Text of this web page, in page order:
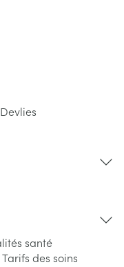
santé
Tarifs des soins